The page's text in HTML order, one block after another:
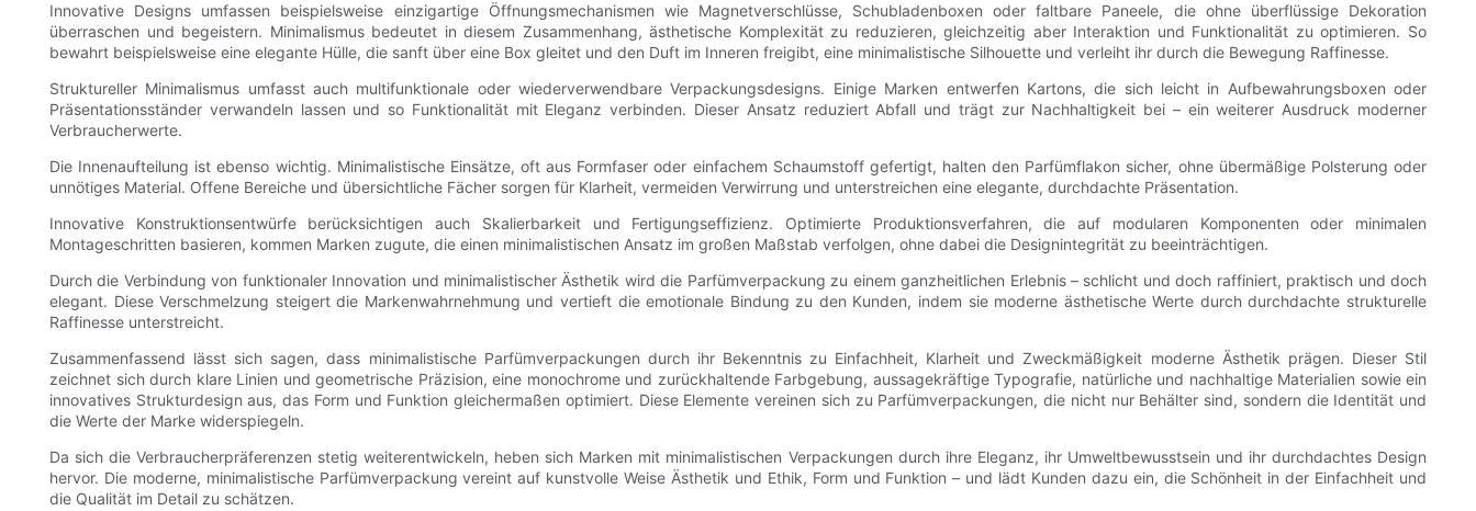
Innovative Designs umfassen beispielsweise einzigartige Öffnungsmechanismen wie Magnetverschlüsse, Schubladenboxen oder faltbare Paneele, die ohne überflüssige Dekoration
überraschen und begeistern. Minimalismus bedeutet in diesem Zusammenhang, ästhetische Komplexität zu reduzieren, gleichzeitig aber Interaktion und Funktionalität zu optimieren. So
bewahrt beispielsweise eine elegante Hülle, die sanft über eine Box gleitet und den Duft im Inneren freigibt, eine minimalistische Silhouette und verleiht ihr durch die Bewegung Raffinesse.
Struktureller Minimalismus umfasst auch multifunktionale oder wiederverwendbare Verpackungsdesigns. Einige Marken entwerfen Kartons, die sich leicht in Aufbewahrungsboxen oder
Präsentationsständer verwandeln lassen und so Funktionalität mit Eleganz verbinden. Dieser Ansatz reduziert Abfall und trägt zur Nachhaltigkeit bei – ein weiterer Ausdruck moderner
Verbraucherwerte.
Die Innenaufteilung ist ebenso wichtig. Minimalistische Einsätze, oft aus Formfaser oder einfachem Schaumstoff gefertigt, halten den Parfümflakon sicher, ohne übermäßige Polsterung oder
unnötiges Material. Offene Bereiche und übersichtliche Fächer sorgen für Klarheit, vermeiden Verwirrung und unterstreichen eine elegante, durchdachte Präsentation.
Innovative Konstruktionsentwürfe berücksichtigen auch Skalierbarkeit und Fertigungseffizienz. Optimierte Produktionsverfahren, die auf modularen Komponenten oder minimalen
Montageschritten basieren, kommen Marken zugute, die einen minimalistischen Ansatz im großen Maßstab verfolgen, ohne dabei die Designintegrität zu beeinträchtigen.
Durch die Verbindung von funktionaler Innovation und minimalistischer Ästhetik wird die Parfümverpackung zu einem ganzheitlichen Erlebnis – schlicht und doch raffiniert, praktisch und doch
elegant. Diese Verschmelzung steigert die Markenwahrnehmung und vertieft die emotionale Bindung zu den Kunden, indem sie moderne ästhetische Werte durch durchdachte strukturelle
Raffinesse unterstreicht.
Zusammenfassend lässt sich sagen, dass minimalistische Parfümverpackungen durch ihr Bekenntnis zu Einfachheit, Klarheit und Zweckmäßigkeit moderne Ästhetik prägen. Dieser Stil
zeichnet sich durch klare Linien und geometrische Präzision, eine monochrome und zurückhaltende Farbgebung, aussagekräftige Typografie, natürliche und nachhaltige Materialien sowie ein
innovatives Strukturdesign aus, das Form und Funktion gleichermaßen optimiert. Diese Elemente vereinen sich zu Parfümverpackungen, die nicht nur Behälter sind, sondern die Identität und
die Werte der Marke widerspiegeln.
Da sich die Verbraucherpräferenzen stetig weiterentwickeln, heben sich Marken mit minimalistischen Verpackungen durch ihre Eleganz, ihr Umweltbewusstsein und ihr durchdachtes Design
hervor. Die moderne, minimalistische Parfümverpackung vereint auf kunstvolle Weise Ästhetik und Ethik, Form und Funktion – und lädt Kunden dazu ein, die Schönheit in der Einfachheit und
die Qualität im Detail zu schätzen.